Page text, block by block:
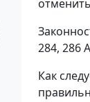
284, 286
Как